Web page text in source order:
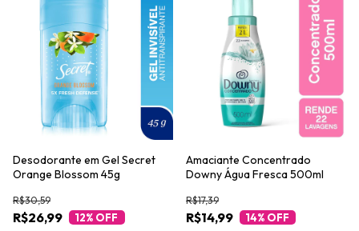
Desodorante em Gel Secret
Orange Blossom 45g
R$26,99
R$30,59
12% OFF
Amaciante Concentrado
Downy Água Fresca 500ml
R$14,99
R$17,39
14% OFF